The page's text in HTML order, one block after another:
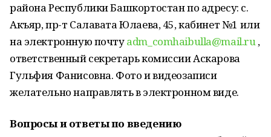
района Республики Башкортостан по адресу: с.
Акъяр, пр-т Салавата Юлаева, 45, кабинет №1 или
на электронную почтуadm_comhaibulla@mail.ru,
ответственный секретарь комиссии Аскарова
Гульфия Фанисовна. Фото и видеозаписи
желательно направлять в электронном виде.
Вопросы и ответы по введению